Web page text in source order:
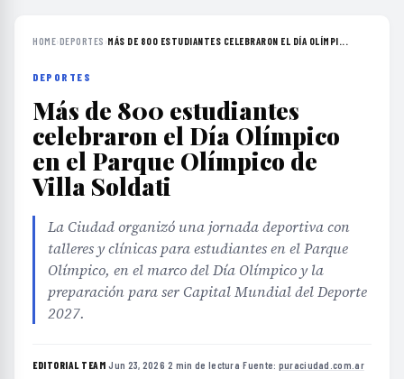
HOME›DEPORTES ›MÁS DE 800 ESTUDIANTES CELEBRARON EL DÍA OLÍMPI...
DEPORTES
Más de 800 estudiantes
celebraron el Día Olímpico
en el Parque Olímpico de
Villa Soldati
La Ciudad organizó una jornada deportiva con
talleres y clínicas para estudiantes en el Parque
Olímpico, en el marco del Día Olímpico y la
preparación para ser Capital Mundial del Deporte
2027.
EDITORIAL TEAM·Jun 23, 2026·2 min de lectura·Fuente: puraciudad.com.ar